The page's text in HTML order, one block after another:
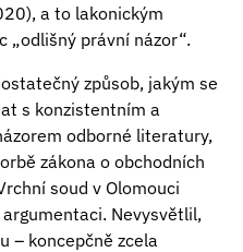
a to lakonickým
„odlišný právní názor“.
způsob, jakým se
s konzistentním a
odborné literatury,
zákona o obchodních
soud v Olomouci
Nevysvětlil,
– koncepčně zcela